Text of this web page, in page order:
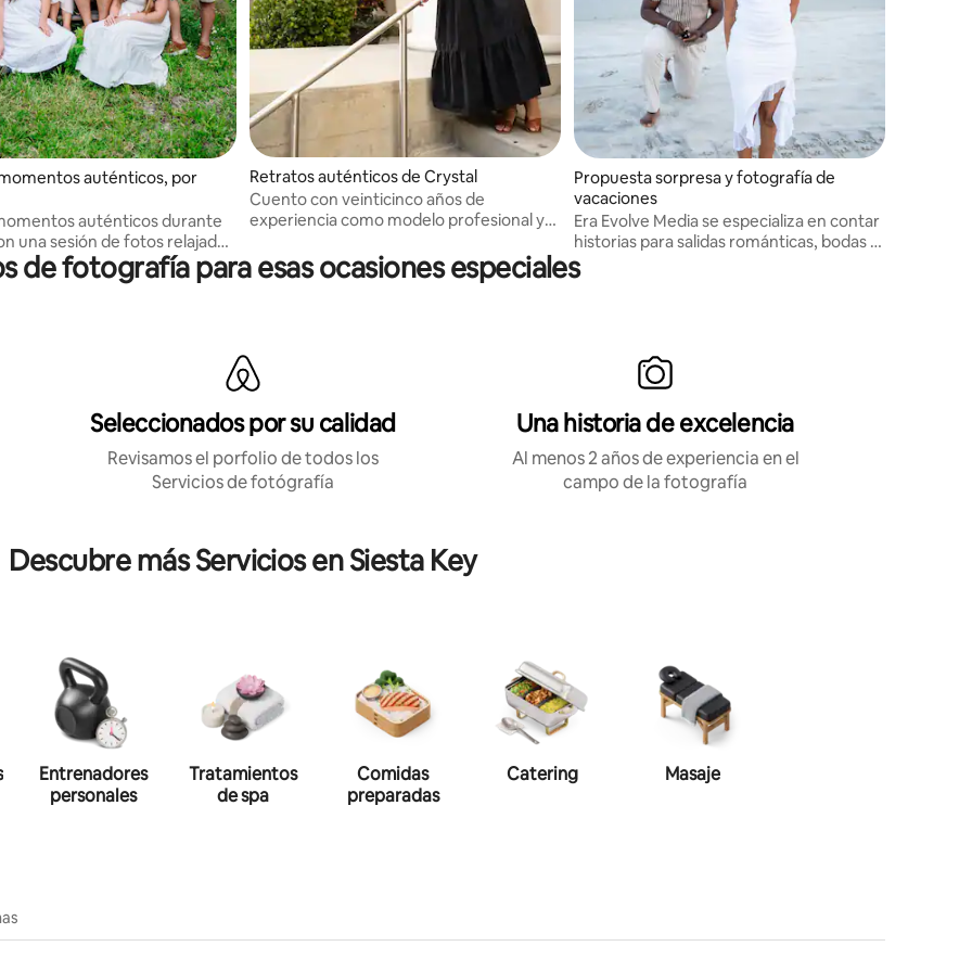
auténticos, por
auténticos durante
una sesión de fotos relajada.
familias y viajeros que
hermosos y editados.
Retratos auténticos de Crystal
Cuento con veinticinco años de
experiencia como modelo profesional y
certificada.
Propuesta sorpresa y fotografía de
vacaciones
Era Evolve Media se especializa en contar
historias para salidas románticas, bodas y
vacaciones de lujo. Ofrecemos fotos,
películas, vlogs y creación de contenido.
de fotografía para esas ocasiones especiales
Seleccionados por su calidad
Revisamos el porfolio de todos los
Servicios de fotógrafía
Una historia de excelencia
Al menos 2 años de experiencia en el
campo de la fotografía
Descubre más Servicios en Siesta Key
Entrenadores
personales
Tratamientos
de spa
Comidas
preparadas
Catering Masaje